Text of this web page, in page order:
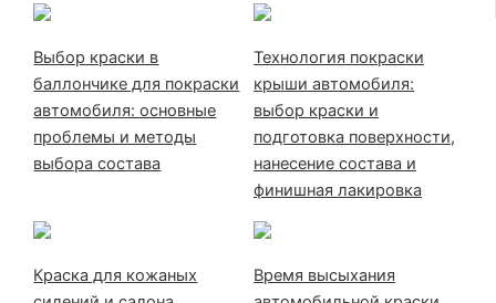
Выбор краски в
баллончике для покраски
автомобиля: основные
проблемы и методы
выбора состава
Технология покраски
крыши автомобиля:
выбор краски и
подготовка поверхности,
нанесение состава и
финишная лакировка
Краска для кожаных
Время высыхания